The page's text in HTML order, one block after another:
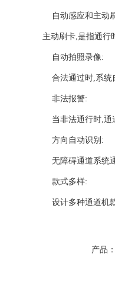
自动感应和主动
主动刷卡,是指通行
自动拍照录像:
合法通过时,系统
非法报警:
当非法通行时,通
方向自动识别:
无障碍通道系统
款式多样:
设计多种通道机
产品：